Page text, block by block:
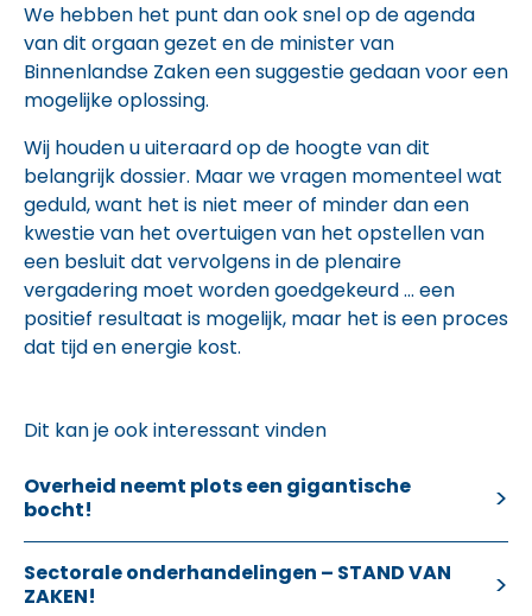
We hebben het punt dan ook snel op de agenda
van dit orgaan gezet en de minister van
Binnenlandse Zaken een suggestie gedaan voor een
mogelijke oplossing.
Wij houden u uiteraard op de hoogte van dit
belangrijk dossier. Maar we vragen momenteel wat
geduld, want het is niet meer of minder dan een
kwestie van het overtuigen van het opstellen van
een besluit dat vervolgens in de plenaire
vergadering moet worden goedgekeurd … een
positief resultaat is mogelijk, maar het is een proces
dat tijd en energie kost.
Dit kan je ook interessant vinden
Overheid neemt plots een gigantische
bocht!
Sectorale onderhandelingen – STAND VAN
ZAKEN!